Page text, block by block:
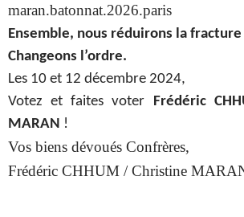
maran.batonnat.2026.paris
Ensemble, nous réduirons la
Changeons l’ordre.
Les 10 et 12 décembre 2024,
Votez et faites voter
Frédéric
MARAN !
Vos biens dévoués Confrères,
Frédéric CHHUM / Christine